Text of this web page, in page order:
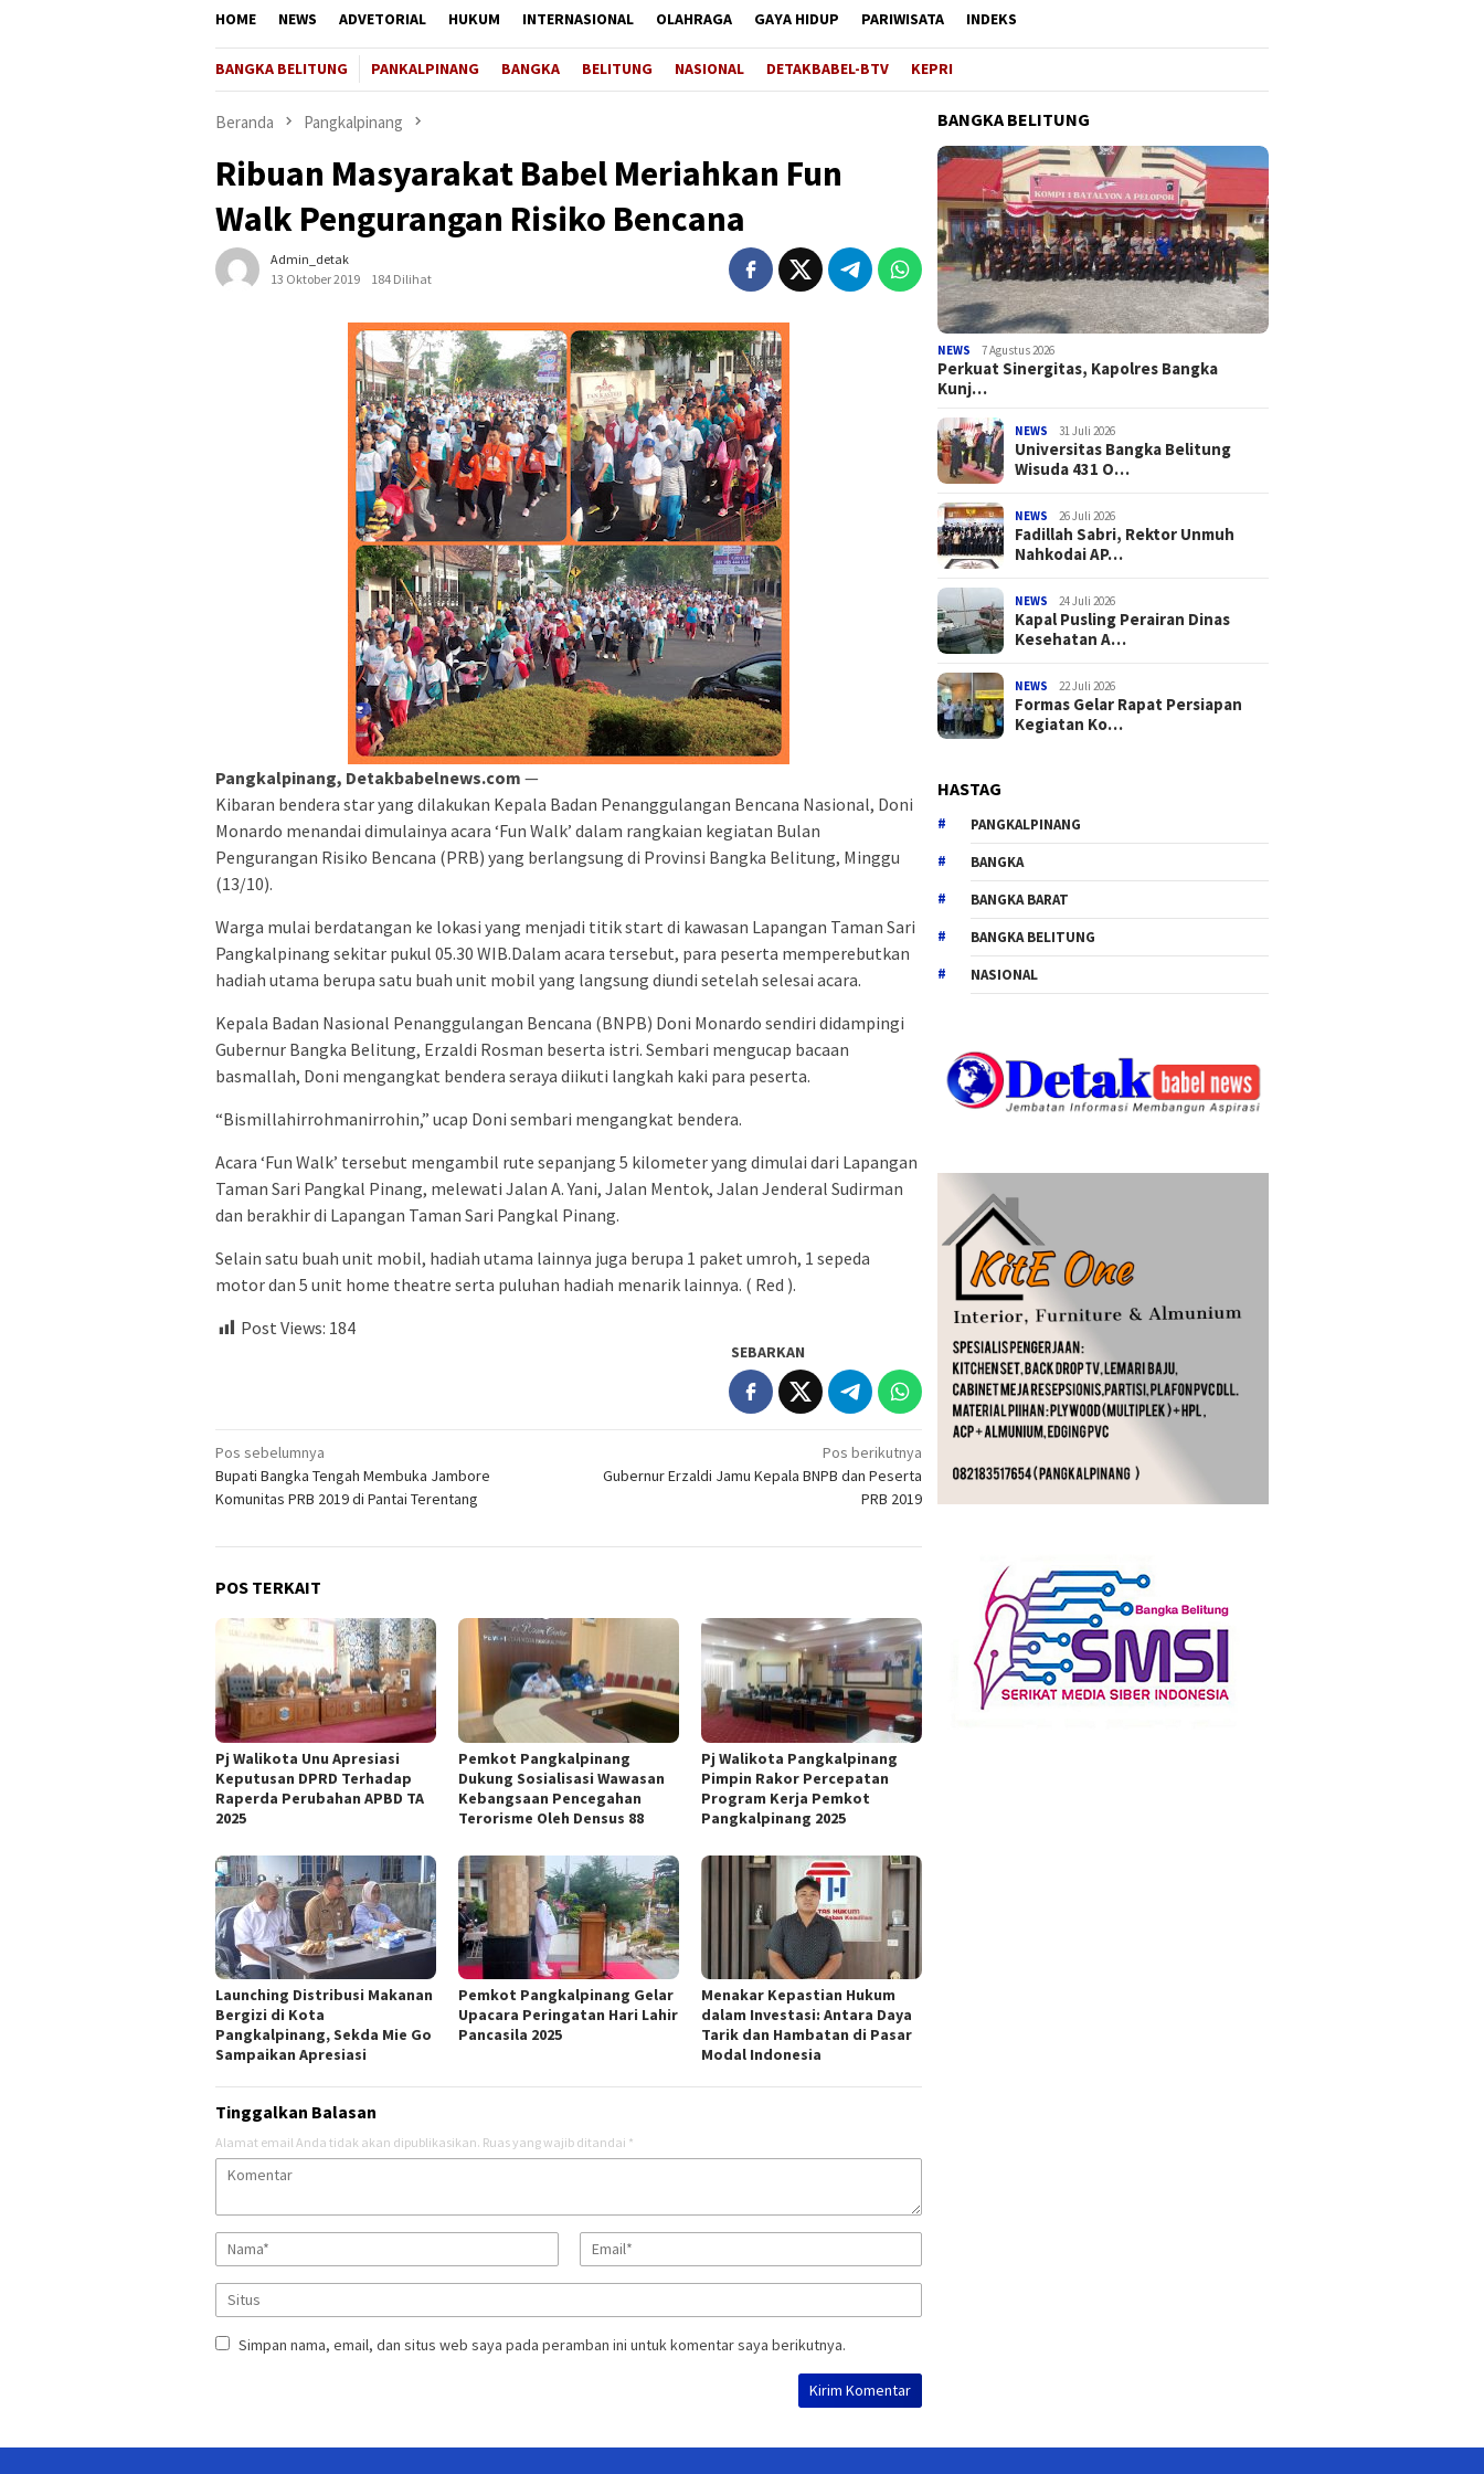
HOME NEWS ADVETORIAL HUKUM INTERNASIONAL OLAHRAGA GAYA HIDUP PARIWISATA INDEKS
BANGKA BELITUNG PANKALPINANG BANGKA BELITUNG NASIONAL DETAKBABEL-BTV KEPRI
Beranda Pangkalpinang
Ribuan Masyarakat Babel Meriahkan Fun
Walk Pengurangan Risiko Bencana
Admin_detak
13 Oktober 2019
184 Dilihat
Pangkalpinang, Detakbabelnews.com —
Kibaran bendera star yang dilakukan Kepala Badan Penanggulangan Bencana Nasional, Doni
Monardo menandai dimulainya acara ‘Fun Walk’ dalam rangkaian kegiatan Bulan
Pengurangan Risiko Bencana (PRB) yang berlangsung di Provinsi Bangka Belitung, Minggu
(13/10).
Warga mulai berdatangan ke lokasi yang menjadi titik start di kawasan Lapangan Taman Sari
Pangkalpinang sekitar pukul 05.30 WIB.Dalam acara tersebut, para peserta memperebutkan
hadiah utama berupa satu buah unit mobil yang langsung diundi setelah selesai acara.
Kepala Badan Nasional Penanggulangan Bencana (BNPB) Doni Monardo sendiri didampingi
Gubernur Bangka Belitung, Erzaldi Rosman beserta istri. Sembari mengucap bacaan
basmallah, Doni mengangkat bendera seraya diikuti langkah kaki para peserta.
“Bismillahirrohmanirrohin,” ucap Doni sembari mengangkat bendera.
Acara ‘Fun Walk’ tersebut mengambil rute sepanjang 5 kilometer yang dimulai dari Lapangan
Taman Sari Pangkal Pinang, melewati Jalan A. Yani, Jalan Mentok, Jalan Jenderal Sudirman
dan berakhir di Lapangan Taman Sari Pangkal Pinang.
Selain satu buah unit mobil, hadiah utama lainnya juga berupa 1 paket umroh, 1 sepeda
motor dan 5 unit home theatre serta puluhan hadiah menarik lainnya. ( Red ).
Post Views: 184
SEBARKAN
Navigasi
pos
Pos sebelumnya
Bupati Bangka Tengah Membuka Jambore
Komunitas PRB 2019 di Pantai Terentang
Pos berikutnya
Gubernur Erzaldi Jamu Kepala BNPB dan Peserta
PRB 2019
POS TERKAIT
Pj Walikota Unu Apresiasi
Keputusan DPRD Terhadap
Raperda Perubahan APBD TA
2025
Pemkot Pangkalpinang
Dukung Sosialisasi Wawasan
Kebangsaan Pencegahan
Terorisme Oleh Densus 88
Pj Walikota Pangkalpinang
Pimpin Rakor Percepatan
Program Kerja Pemkot
Pangkalpinang 2025
Launching Distribusi Makanan
Bergizi di Kota
Pangkalpinang, Sekda Mie Go
Sampaikan Apresiasi
Pemkot Pangkalpinang Gelar
Upacara Peringatan Hari Lahir
Pancasila 2025
Menakar Kepastian Hukum
dalam Investasi: Antara Daya
Tarik dan Hambatan di Pasar
Modal Indonesia
Tinggalkan Balasan
Alamat email Anda tidak akan dipublikasikan. Ruas yang wajib ditandai *
Simpan nama, email, dan situs web saya pada peramban ini untuk komentar saya berikutnya.
BANGKA BELITUNG
NEWS 7 Agustus 2026
Perkuat Sinergitas, Kapolres Bangka
Kunj…
NEWS 31 Juli 2026
Universitas Bangka Belitung
Wisuda 431 O…
NEWS 26 Juli 2026
Fadillah Sabri, Rektor Unmuh
Nahkodai AP…
NEWS 24 Juli 2026
Kapal Pusling Perairan Dinas
Kesehatan A…
NEWS 22 Juli 2026
Formas Gelar Rapat Persiapan
Kegiatan Ko…
HASTAG
PANGKALPINANG
BANGKA
BANGKA BARAT
BANGKA BELITUNG
NASIONAL